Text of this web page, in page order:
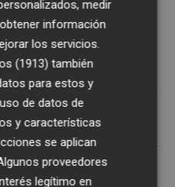
es analista de XTB
DE SACYR
medir
información
los servicios.
(1913) también
para estos y
de datos de
y características
se aplican
proveedores
legítimo en